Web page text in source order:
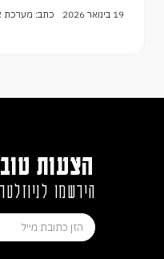
19 בינואר 2026 כתב: מערכת XCAR
הצעות
הירשמו